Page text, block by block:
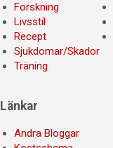
Forskning
Livsstil
Recept
Sjukdomar/Skador
Träning
Länkar
Andra Bloggar